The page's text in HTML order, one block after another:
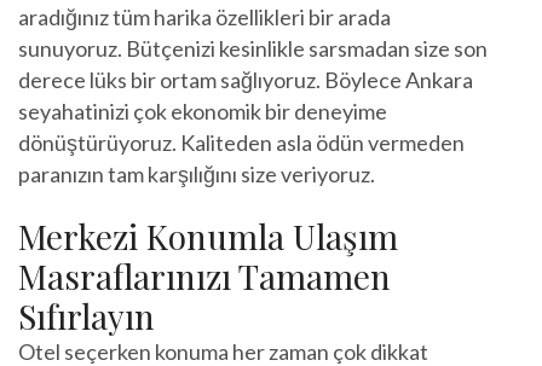
aradığınız tüm harika özellikleri bir arada
sunuyoruz. Bütçenizi kesinlikle sarsmadan size son
derece lüks bir ortam sağlıyoruz. Böylece Ankara
seyahatinizi çok ekonomik bir deneyime
dönüştürüyoruz. Kaliteden asla ödün vermeden
paranızın tam karşılığını size veriyoruz.
Merkezi Konumla Ulaşım
Masraflarınızı Tamamen
Sıfırlayın
Otel seçerken konuma her zaman çok dikkat